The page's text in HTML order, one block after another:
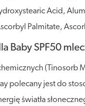
Acid,
Palmitate,
Baby SPF50
(Tinosorb
polecany jest do
światła